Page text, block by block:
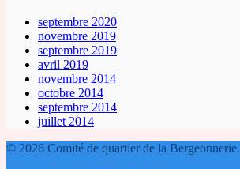
septembre 2020
novembre 2019
septembre 2019
avril 2019
novembre 2014
octobre 2014
septembre 2014
juillet 2014
© 2026 Comité de quartier de la Bergeonnerie.